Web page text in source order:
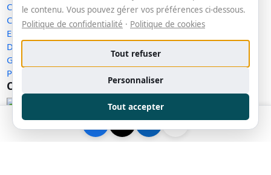
Conditions de vente
Cookies
Exercer mes droits
Demande de retrait
Gérer les témoins
Plan du site
Communauté
Messenger
LinkedIn
le contenu. Vous pouvez gérer vos préférences ci-dessous.
Politique de confidentialité · Politique de cookies
Tout refuser
Personnaliser
Tout accepter